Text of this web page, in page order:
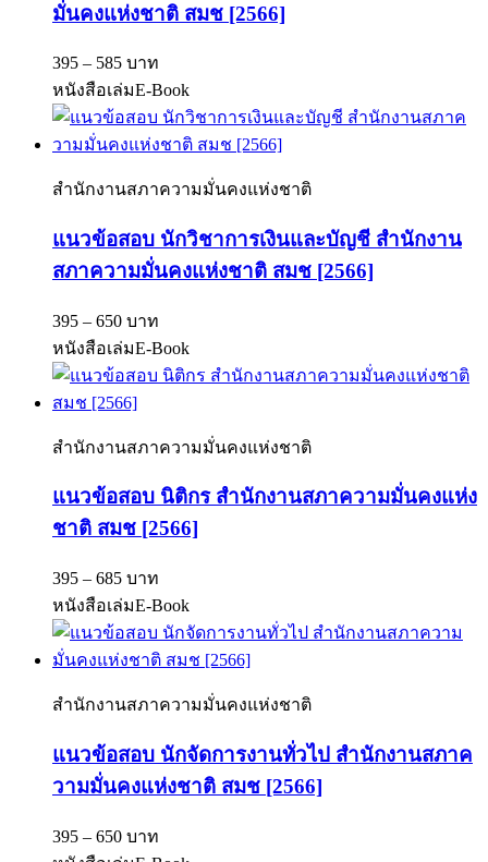
มั่นคงแห่งชาติ สมช [2566]
395 – 585 บาท
หนังสือเล่มE-Book
สำนักงานสภาความมั่นคงแห่งชาติ
แนวข้อสอบ นักวิชาการเงินและบัญชี สำนักงาน
สภาความมั่นคงแห่งชาติ สมช [2566]
395 – 650 บาท
หนังสือเล่มE-Book
สำนักงานสภาความมั่นคงแห่งชาติ
แนวข้อสอบ นิติกร สำนักงานสภาความมั่นคงแห่ง
ชาติ สมช [2566]
395 – 685 บาท
หนังสือเล่มE-Book
สำนักงานสภาความมั่นคงแห่งชาติ
แนวข้อสอบ นักจัดการงานทั่วไป สำนักงานสภาค
วามมั่นคงแห่งชาติ สมช [2566]
395 – 650 บาท